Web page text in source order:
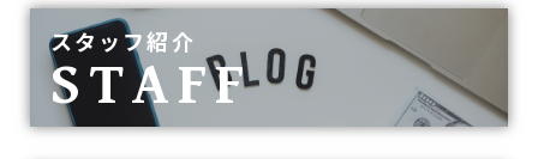
スタッフ紹介
STAFF